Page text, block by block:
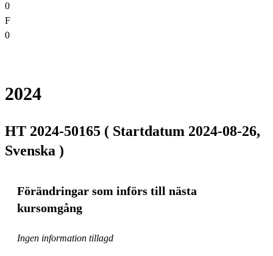
0
F
0
2024
HT 2024-50165 ( Startdatum 2024-08-26,
Svenska )
Förändringar som införs till nästa
kursomgång
Ingen information tillagd